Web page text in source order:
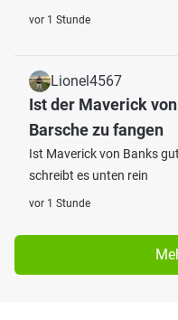
vor 1 Stunde
Lionel4567
Ist der Maverick
Barsche zu fangen
Ist Maverick von Banks
schreibt es unten rein
vor 1 Stunde